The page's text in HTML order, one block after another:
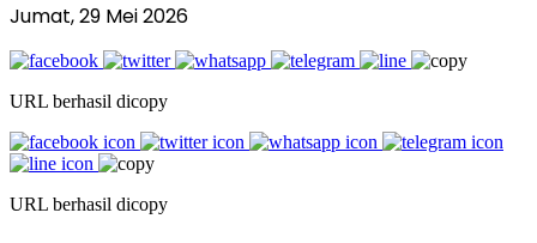
Jumat, 29 Mei 2026
URL berhasil dicopy
URL berhasil dicopy